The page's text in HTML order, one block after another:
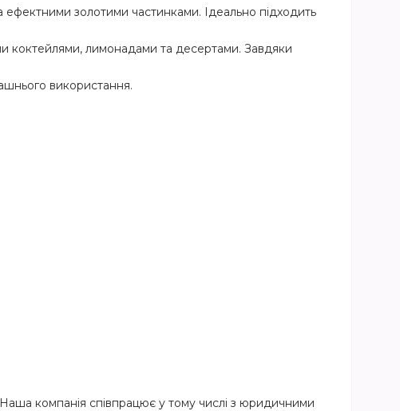
золотими частинками. Ідеально підходить
коктейлями, лимонадами та десертами. Завдяки
використання.
компанія співпрацює у тому числі з юридичними